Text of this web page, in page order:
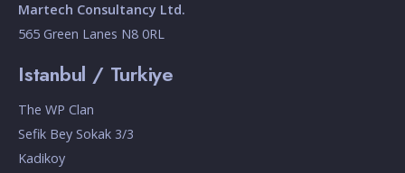
Martech Consultancy Ltd.
565 Green Lanes N8 0RL
Istanbul / Turkiye
The WP Clan
Sefik Bey Sokak 3/3
Kadikoy